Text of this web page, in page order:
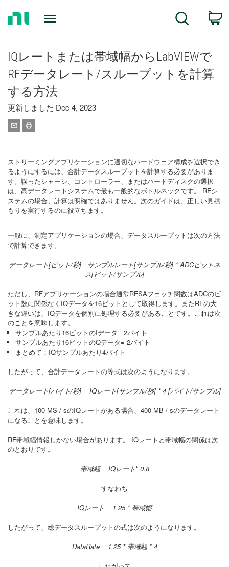
Search
IQレートまたは帯域幅からLabVIEWで
RFデータレート/スループットを計算
する方法
更新しました Dec 4, 2023
ストリーミングアプリケーションに適切なハードウェア構成を選択でき
るようにするには、合計データスループットを計算する必要がありま
す。誤ったシャーシ、コントローラー、またはハードディスクの選択
は、高データレートシステムで最も一般的なボトルネックです。 RFシ
ステムの場合、計算は明確ではありません。次のガイドは、正しい見積
もりを実行するのに役立ちます。
一般に、測定アプリケーションの場合、データスループットは次の方法
で計算できます。
データレート[ビット/秒] =サンプルレート[サンプル/秒] * ADCビットネ
ス[ビット/サンプル]
ただし、RFアプリケーションの場合通常RFSAフェッチ関数はADCのビ
ット数に関係なくIQデータを16ビットとして取得します。またRFの大
きな違いは、IQデータを個別に処理する必要があることです。これは次
のことを意味します。
サンプルあたり16ビットのIデータ= 2バイト
サンプルあたり16ビットのQデータ= 2バイト
まとめて：IQサンプルあたり4バイト
したがって、合計データレートの等式は次のようになります。
データレート[バイト/秒] = IQレート[サンプル/秒] * 4 [バイト/サンプル]
これは、100 MS / sのIQレートがある場合、400 MB / sのデータレート
になることを意味します。
RF帯域幅情報しかない場合があります。 IQレートと帯域幅の関係は次
のとおりです。
帯域幅= IQレート* 0.8
すなわち
IQレート = 1.25 * 帯域幅
したがって、総データスループットの式は次のようになります。
DataRate = 1.25 * 帯域幅 * 4